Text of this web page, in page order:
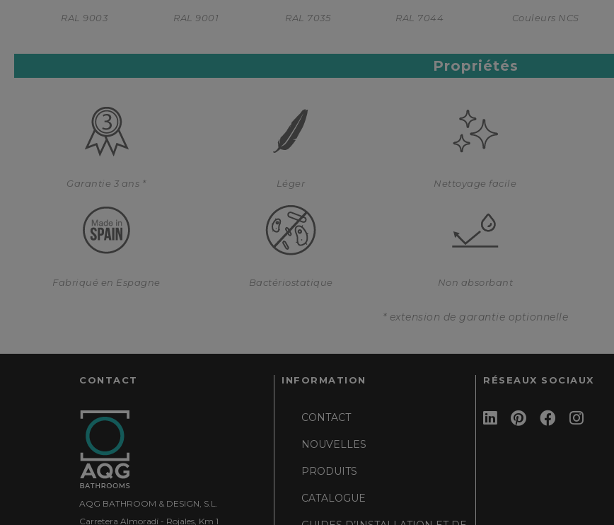
RAL 9003 RAL 9001 RAL 7035 RAL 7044 Couleurs NCS
Propriétés
Garantie 3 ans * Léger Nettoyage facile
Fabriqué en Espagne Bactériostatique Non absorbant
* extension de garantie optionnelle
CONTACT
AQG BATHROOM & DESIGN, S.L.
Carretera Almoradí - Rojales, Km 1
INFORMATION
CONTACT
NOUVELLES
PRODUITS
CATALOGUE
RÉSEAUX SOCIAUX